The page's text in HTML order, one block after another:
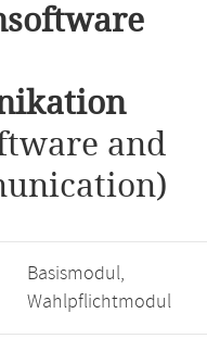
and
Basismodul,
Wahlpflichtmodul